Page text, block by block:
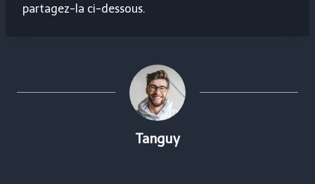
partagez-la ci-dessous.
Tanguy